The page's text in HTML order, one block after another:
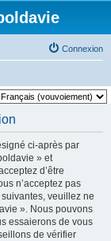
Connexion
ci-après par
» et
d’être
n’acceptez pas
veuillez ne
». Nous pouvons
essaierons de vous
de vérifier